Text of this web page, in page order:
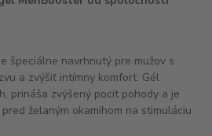
špeciálne navrhnutý pre mužov s
a zvýšiť intímny komfort. Gél
prináša zvýšený pocit pohody a je
želaným okamihom na stimuláciu